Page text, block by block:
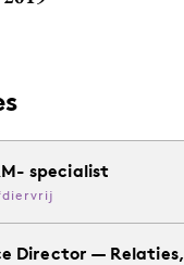
specialist
Director — Relaties,